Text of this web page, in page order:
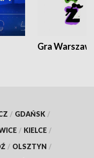
Gra
/ GDAŃSK /
/ KIELCE /
/ OLSZTYN /